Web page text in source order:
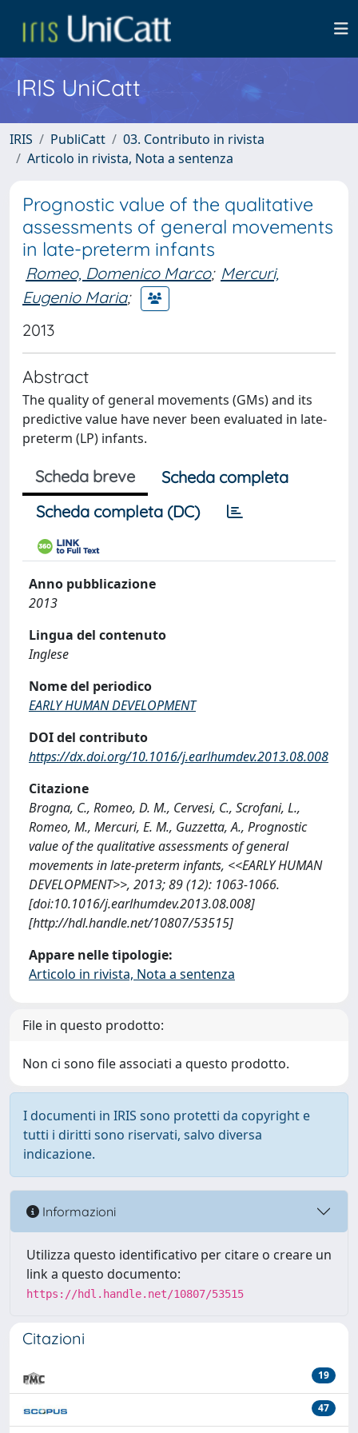
IRIS UniCatt
IRIS PubliCatt
03. Contributo in rivista
Articolo in rivista, Nota a sentenza
Prognostic value of the qualitative
assessments of general movements
in late-preterm infants
Romeo, Domenico Marco; Mercuri,
Eugenio Maria;
2013
Abstract
The quality of general movements (GMs) and its
predictive value have never been evaluated in late-
preterm (LP) infants.
Scheda breve
Scheda completa
Scheda completa (DC)
Anno pubblicazione
2013
Lingua del contenuto
Inglese
Nome del periodico
EARLY HUMAN DEVELOPMENT
DOI del contributo
https://dx.doi.org/10.1016/j.earlhumdev.2013.08.008
Citazione
Brogna, C., Romeo, D. M., Cervesi, C., Scrofani, L.,
Romeo, M., Mercuri, E. M., Guzzetta, A., Prognostic
value of the qualitative assessments of general
movements in late-preterm infants, <<EARLY HUMAN
DEVELOPMENT>>, 2013; 89 (12): 1063-1066.
[doi:10.1016/j.earlhumdev.2013.08.008]
[http://hdl.handle.net/10807/53515]
Appare nelle tipologie:
Articolo in rivista, Nota a sentenza
File in questo prodotto:
Non ci sono file associati a questo prodotto.
I documenti in IRIS sono protetti da copyright e
tutti i diritti sono riservati, salvo diversa
indicazione.
Informazioni
Utilizza questo identificativo per citare o creare un
link a questo documento:
https://hdl.handle.net/10807/53515
Citazioni
19
47